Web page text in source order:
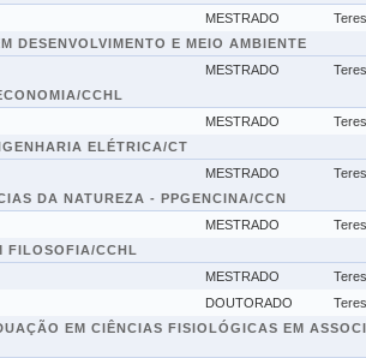
MESTRADO
DESENVOLVIMENTO E MEIO AMBIENTE
MESTRADO
CCHL
MESTRADO
ELÉTRICA/CT
MESTRADO
DA NATUREZA - PPGENCINA/CCN
MESTRADO
FILOSOFIA/CCHL
MESTRADO
DOUTORADO
EM CIÊNCIAS FISIOLÓGICAS EM